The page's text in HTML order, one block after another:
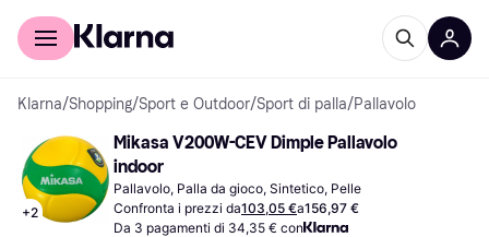
Per il tuo shopping
Klarna/Shopping/Sport e Outdoor/Sport di palla/Pallavolo
+2
Mikasa V200W-CEV Dimple Pallavolo
indoor
Pallavolo, Palla da gioco, Sintetico, Pelle
Confronta i prezzi da103,05 €a156,97 €
Da 3 pagamenti di 34,35 € con